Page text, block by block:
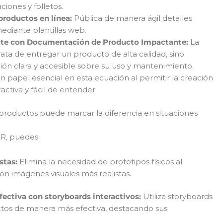
y folletos.
en línea: Pública de manera ágil detalles
plantillas web.
con Documentación de Producto Impactante: La
de entregar un producto de alta calidad, sino
clara y accesible sobre su uso y mantenimiento.
papel esencial en esta ecuación al permitir la creación
y fácil de entender.
puede marcar la diferencia en situaciones
puedes:
Elimina la necesidad de prototipos físicos al
imágenes visuales más realistas.
con storyboards interactivos: Utiliza storyboards
de manera más efectiva, destacando sus